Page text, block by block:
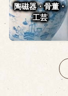
陶磁器・骨董・
工芸